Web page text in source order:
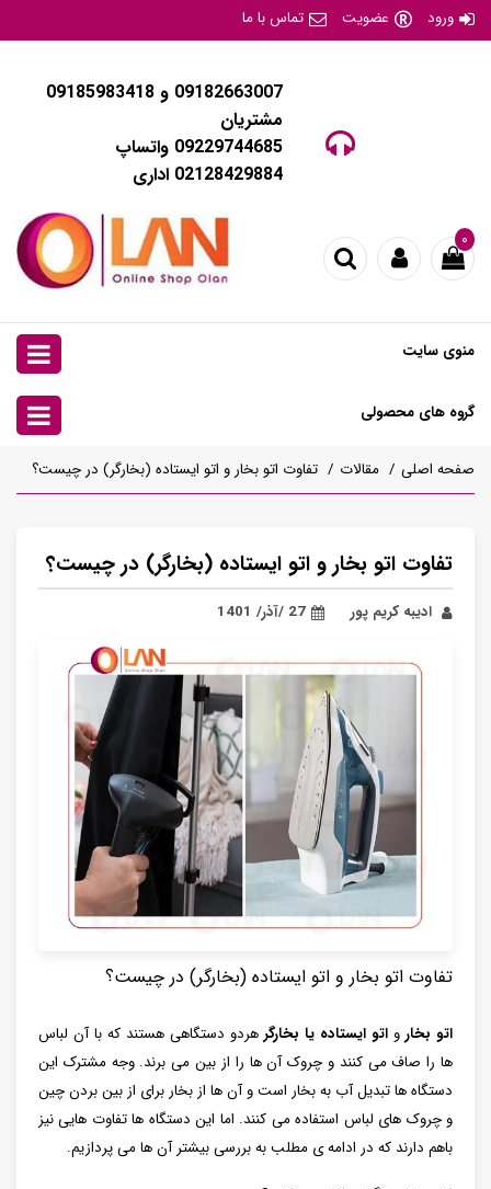
ورود عضویت تماس با ما
09182663007 و 09185983418
مشتریان
09229744685 واتساپ
02128429884 اداری
۰
منوی سایت
گروه های محصولی
صفحه اصلی مقالات تفاوت اتو بخار و اتو ایستاده (بخارگر) در چیست؟
تفاوت اتو بخار و اتو ایستاده (بخارگر) در چیست؟
ادیبه کریم پور 27 /آذر/ 1401
تفاوت اتو بخار و اتو ایستاده (بخارگر) در چیست؟
اتو بخارو اتو ایستاده یا بخارگرهردو دستگاهی هستند که با آن لباس
ها را صاف می کنند و چروک آن ها را از بین می برند. وجه مشترک این
دستگاه ها تبدیل آب به بخار است و آن ها از بخار برای از بین بردن چین
و چروک های لباس استفاده می کنند. اما این دستگاه ها تفاوت هایی نیز
باهم دارند که در ادامه ی مطلب به بررسی بیشتر آن ها می پردازیم.